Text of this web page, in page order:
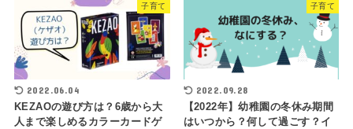
子育て
2022.06.04
KEZAOの遊び方は？6歳から大
人まで楽しめるカラーカードゲ
子育て
2022.09.28
【2022年】幼稚園の冬休み期間
はいつから？何して過ごす？イ